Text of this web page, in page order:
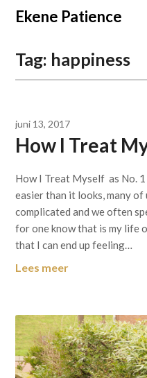
Overslaan
naar
Ekene Patience
Tag: happiness
juni 13, 2017
How I Treat
How I Treat Myself as No.
easier than it looks, many
complicated and we often
for one know that is my life
that I can end up feeling…
Lees meer